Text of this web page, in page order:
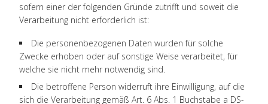
sofern einer der folgenden Gründe zutrifft und soweit die
Verarbeitung nicht erforderlich ist:
Die personenbezogenen Daten wurden für solche
Zwecke erhoben oder auf sonstige Weise verarbeitet, für
welche sie nicht mehr notwendig sind.
Die betroffene Person widerruft ihre Einwilligung, auf die
sich die Verarbeitung gemäß Art. 6 Abs. 1 Buchstabe a DS-